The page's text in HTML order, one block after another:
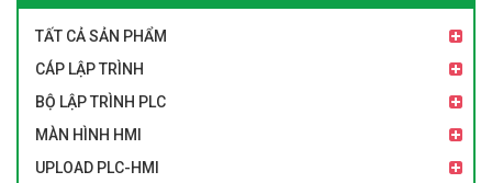
TẤT CẢ SẢN PHẨM
CÁP LẬP TRÌNH
BỘ LẬP TRÌNH PLC
MÀN HÌNH HMI
UPLOAD PLC-HMI